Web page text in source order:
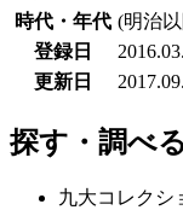
時代・年代 (明治
登録日
更新日
探す・調べる
九大コレクシ